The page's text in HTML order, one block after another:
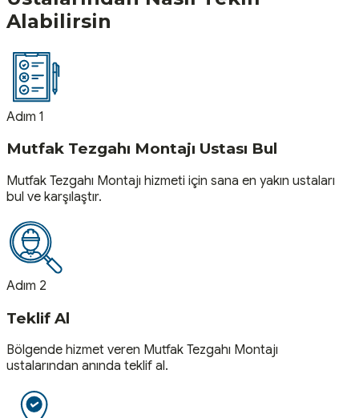
Alabilirsin
Adım 1
Mutfak Tezgahı Montajı Ustası Bul
Mutfak Tezgahı Montajı hizmeti için sana en yakın ustaları
bul ve karşılaştır.
Adım 2
Teklif Al
Bölgende hizmet veren Mutfak Tezgahı Montajı
ustalarından anında teklif al.